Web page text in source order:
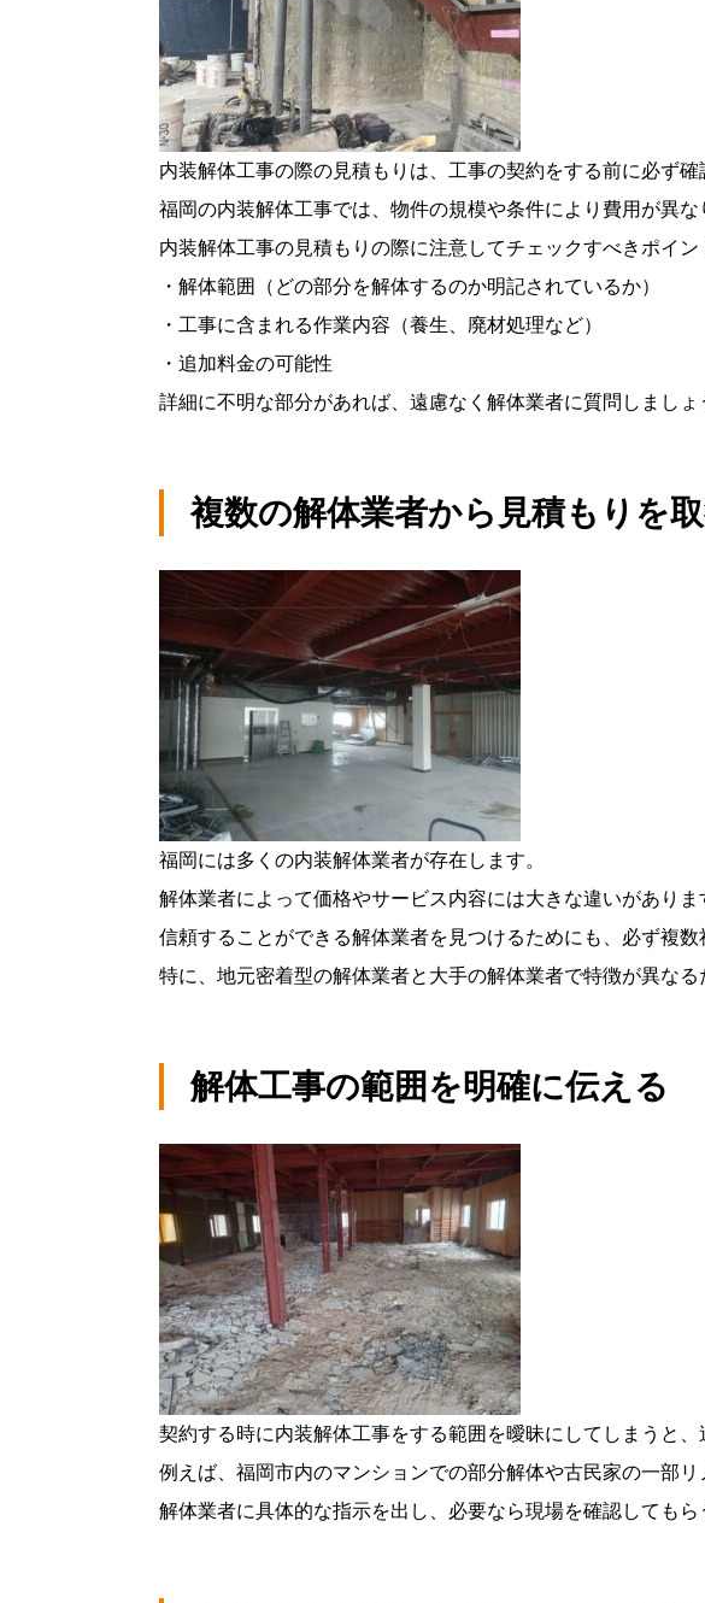
内装解体工事の際の見積もりは、工事の契約をする前に必ず確
福岡の内装解体工事では、物件の規模や条件により費用が異な
内装解体工事の見積もりの際に注意してチェックすべきポイン
・解体範囲（どの部分を解体するのか明記されているか）
・工事に含まれる作業内容（養生、廃材処理など）
・追加料金の可能性
詳細に不明な部分があれば、遠慮なく解体業者に質問しましょ
複数の解体業者から見積もりを
福岡には多くの内装解体業者が存在します。
解体業者によって価格やサービス内容には大きな違いがありま
信頼することができる解体業者を見つけるためにも、必ず複
特に、地元密着型の解体業者と大手の解体業者で特徴が異な
解体工事の範囲を明確に伝える
契約する時に内装解体工事をする範囲を曖昧にしてしまうと
例えば、福岡市内のマンションでの部分解体や古民家の一部
解体業者に具体的な指示を出し、必要なら現場を確認してもら